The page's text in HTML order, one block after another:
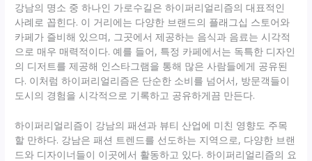
강남의 명소 중 하나인 가로수길은 하이퍼리얼리즘의 대표적인
사례로 꼽힌다. 이 거리에는 다양한 브랜드의 플래그십 스토어와
카페가 즐비해 있으며, 그곳에서 제공하는 음식과 음료는 시각적
으로 매우 매력적이다. 예를 들어, 특정 카페에서는 독특한 디자인
의 디저트를 제공해 인스타그램을 통해 많은 사람들에게 공유된
다. 이처럼 하이퍼리얼리즘은 단순한 소비를 넘어서, 방문객들이
도시의 경험을 시각적으로 기록하고 공유하게끔 만든다.
하이퍼리얼리즘이 강남의 패션과 뷰티 산업에 미친 영향도 주목
할 만하다. 강남은 패션 트렌드를 선도하는 지역으로, 다양한 브랜
드와 디자이너들이 이곳에서 활동하고 있다. 하이퍼리얼리즘의 요